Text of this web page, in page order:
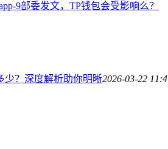
9部委发文，TP钱包会受影响么？
少？深度解析助你明晰2026-03-22